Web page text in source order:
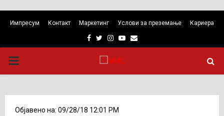
Импресум Контакт Маркетинг Услови за преземање Кариера
Facebook
TwitterInstagram
Youtube
Email
PRIMARY
Објавено на: 09/28/18 12:01 PM